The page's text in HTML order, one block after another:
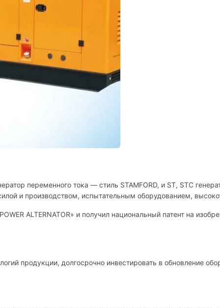
переменного тока — стиль STAMFORD, и ST, STC
и производством, испытательным оборудованием,
ALTERNATOR» и получил национальный патент на
продукции, долгосрочно инвестировать в обновление